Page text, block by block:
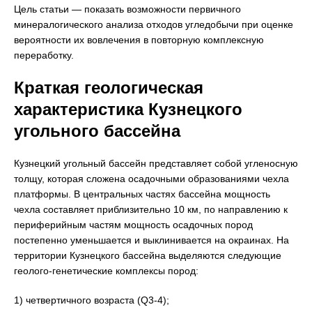
Цель статьи — показать возможности первичного
минералогического анализа отходов угледобычи при оценке
вероятности их вовлечения в повторную комплексную
переработку.
Краткая геологическая
характеристика Кузнецкого
угольного бассейна
Кузнецкий угольный бассейн представляет собой угленосную
толщу, которая сложена осадочными образованиями чехла
платформы. В центральных частях бассейна мощность
чехла составляет приблизительно 10 км, по направлению к
периферийным частям мощность осадочных пород
постепенно уменьшается и выклинивается на окраинах. На
территории Кузнецкого бассейна выделяются следующие
геолого-генетические комплексы пород:
1) четвертичного возраста (Q3-4);